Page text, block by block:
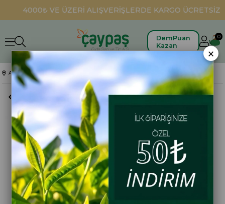
4000₺ VE ÜZERİ ALIŞVERİŞLERDE KARGO ÜCRETSİZ
DemPuan
Kazan
0
Anasayfa Demlik Poşet Çaylar Altınbaş Demlik Poşet Klasik 200 Gr.
×